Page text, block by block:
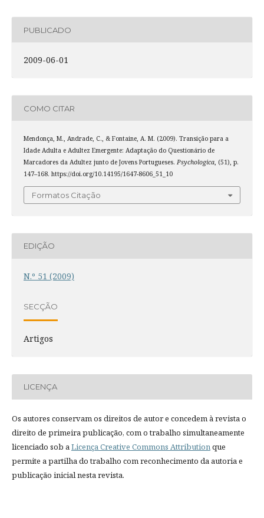
PUBLICADO
2009-06-01
COMO CITAR
Mendonça, M., Andrade, C., & Fontaine, A. M. (2009). Transição para a
Idade Adulta e Adultez Emergente: Adaptação do Questionário de
Marcadores da Adultez junto de Jovens Portugueses. Psychologica, (51), p.
147–168. https://doi.org/10.14195/1647-8606_51_10
Formatos Citação
EDIÇÃO
N.º 51 (2009)
SECÇÃO
Artigos
LICENÇA
Os autores conservam os direitos de autor e concedem à revista o
direito de primeira publicação, com o trabalho simultaneamente
licenciado sob aLicença Creative Commons Attributionque
permite a partilha do trabalho com reconhecimento da autoria e
publicação inicial nesta revista.